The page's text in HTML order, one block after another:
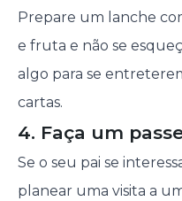
Prepare um lanche
e fruta e não se
algo para se
cartas.
4. Faça um
Se o seu pai se
planear uma visita a